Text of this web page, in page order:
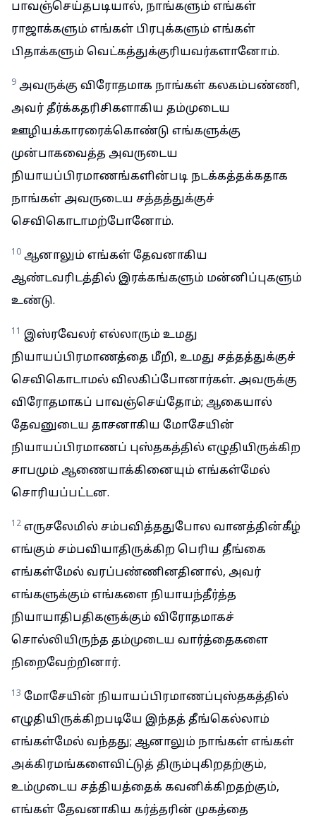
பாவஞ்செய்தபடியால், நாங்களும் எங்கள்
ராஜாக்களும் எங்கள் பிரபுக்களும் எங்கள்
பிதாக்களும் வெட்கத்துக்குரியவர்களானோம்.
9 அவருக்கு விரோதமாக நாங்கள் கலகம்பண்ணி,
அவர் தீர்க்கதரிசிகளாகிய தம்முடைய
ஊழியக்காரரைக்கொண்டு எங்களுக்கு
முன்பாகவைத்த அவருடைய
நியாயப்பிரமாணங்களின்படி நடக்கத்தக்கதாக
நாங்கள் அவருடைய சத்தத்துக்குச்
செவிகொடாமற்போனோம்.
10 ஆனாலும் எங்கள் தேவனாகிய
ஆண்டவரிடத்தில் இரக்கங்களும் மன்னிப்புகளும்
உண்டு.
11 இஸ்ரவேலர் எல்லாரும் உமது
நியாயப்பிரமாணத்தை மீறி, உமது சத்தத்துக்குச்
செவிகொடாமல் விலகிப்போனார்கள். அவருக்கு
விரோதமாகப் பாவஞ்செய்தோம்; ஆகையால்
தேவனுடைய தாசனாகிய மோசேயின்
நியாயப்பிரமாணப் புஸ்தகத்தில் எழுதியிருக்கிற
சாபமும் ஆணையாக்கினையும் எங்கள்மேல்
சொரியப்பட்டன.
12 எருசலேமில் சம்பவித்ததுபோல வானத்தின்கீழ்
எங்கும் சம்பவியாதிருக்கிற பெரிய தீங்கை
எங்கள்மேல் வரப்பண்ணினதினால், அவர்
எங்களுக்கும் எங்களை நியாயந்தீர்த்த
நியாயாதிபதிகளுக்கும் விரோதமாகச்
சொல்லியிருந்த தம்முடைய வார்த்தைகளை
நிறைவேற்றினார்.
13 மோசேயின் நியாயப்பிரமாணப்புஸ்தகத்தில்
எழுதியிருக்கிறபடியே இந்தத் தீங்கெல்லாம்
எங்கள்மேல் வந்தது; ஆனாலும் நாங்கள் எங்கள்
அக்கிரமங்களைவிட்டுத் திரும்புகிறதற்கும்,
உம்முடைய சத்தியத்தைக் கவனிக்கிறதற்கும்,
எங்கள் தேவனாகிய கர்த்தரின் முகத்தை